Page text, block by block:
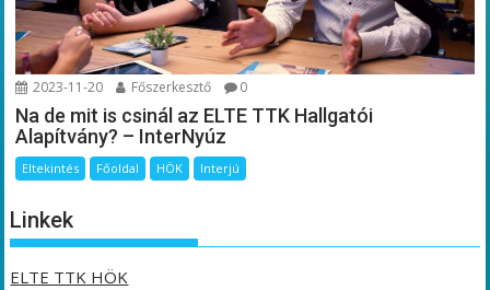
2023-11-20 Főszerkesztő 0
Na de mit is csinál az ELTE TTK Hallgatói
Alapítvány? – InterNyúz
Eltekintés Főoldal HÖK Interjú
Linkek
ELTE TTK HÖK